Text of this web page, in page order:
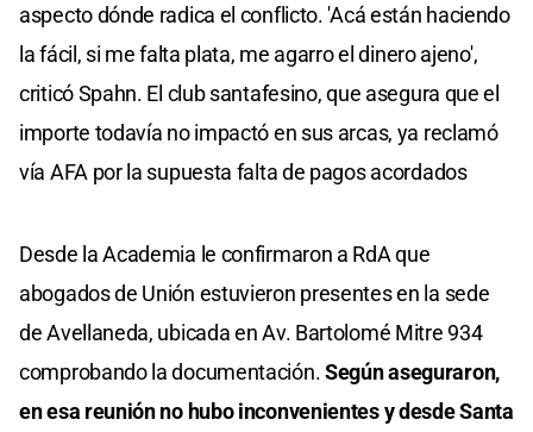
aspecto dónde radica el conflicto. 'Acá están haciendo
la fácil, si me falta plata, me agarro el dinero ajeno',
criticó Spahn. El club santafesino, que asegura que el
importe todavía no impactó en sus arcas, ya reclamó
vía AFA por la supuesta falta de pagos acordados
Desde la Academia le confirmaron a RdA que
abogados de Unión estuvieron presentes en la sede
de Avellaneda, ubicada en Av. Bartolomé Mitre 934
comprobando la documentación.Según aseguraron,
en esa reunión no hubo inconvenientes y desde Santa